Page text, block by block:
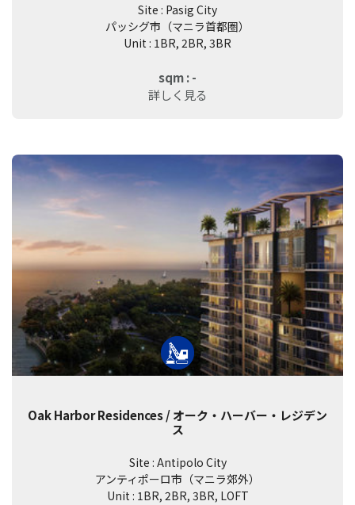
Site : Pasig City
パッシグ市（マニラ首都圏）
Unit : 1BR, 2BR, 3BR
sqm : -
詳しく見る
Oak Harbor Residences / オーク・ハーバー・レジデン
ス
Site : Antipolo City
アンティポーロ市（マニラ郊外）
Unit : 1BR, 2BR, 3BR, LOFT